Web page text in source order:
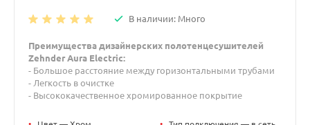
В наличии: Много
Преимущества дизайнерских полотенцесушителей
Zehnder Aura Electric:
- Большое расстояние между горизонтальными трубами
- Легкость в очистке
- Высококачественное хромированное покрытие